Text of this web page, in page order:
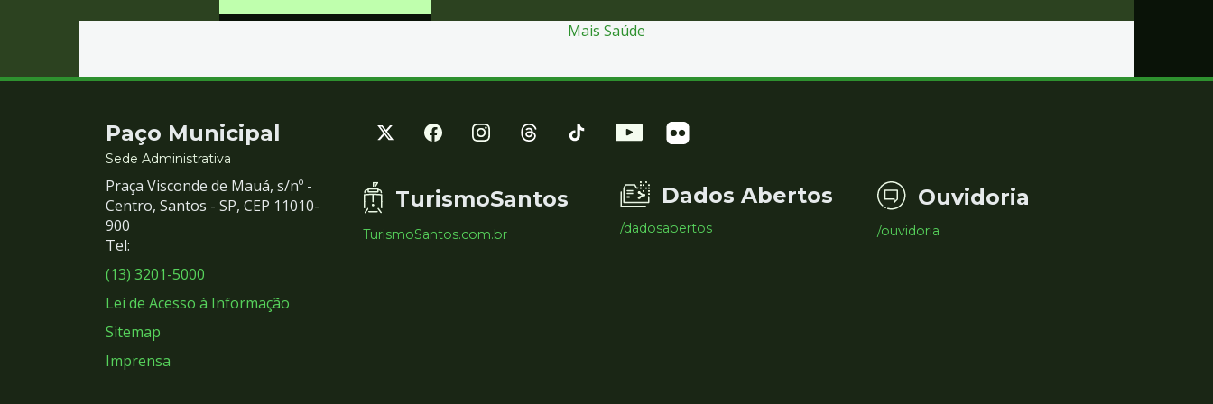
Mais Saúde
Contato
e
Redes
Sociais
Paço Municipal
Sede Administrativa
Praça Visconde de Mauá, s/nº -
Centro, Santos - SP, CEP 11010-
900
Tel:
(13) 3201-5000
Lei de Acesso à Informação
Sitemap
Imprensa
TurismoSantos
TurismoSantos.com.br
Dados Abertos
/dadosabertos
Ouvidoria
/ouvidoria